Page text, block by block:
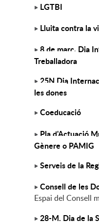
LGTBI
Lluita contra la
8 de març, Dia
Treballadora
25N Dia
les dones
Coeducació
Pla d'Actuació
Gènere o PAMIG
Serveis de la
Consell de les
Espai del Consell
28-M. Dia de la